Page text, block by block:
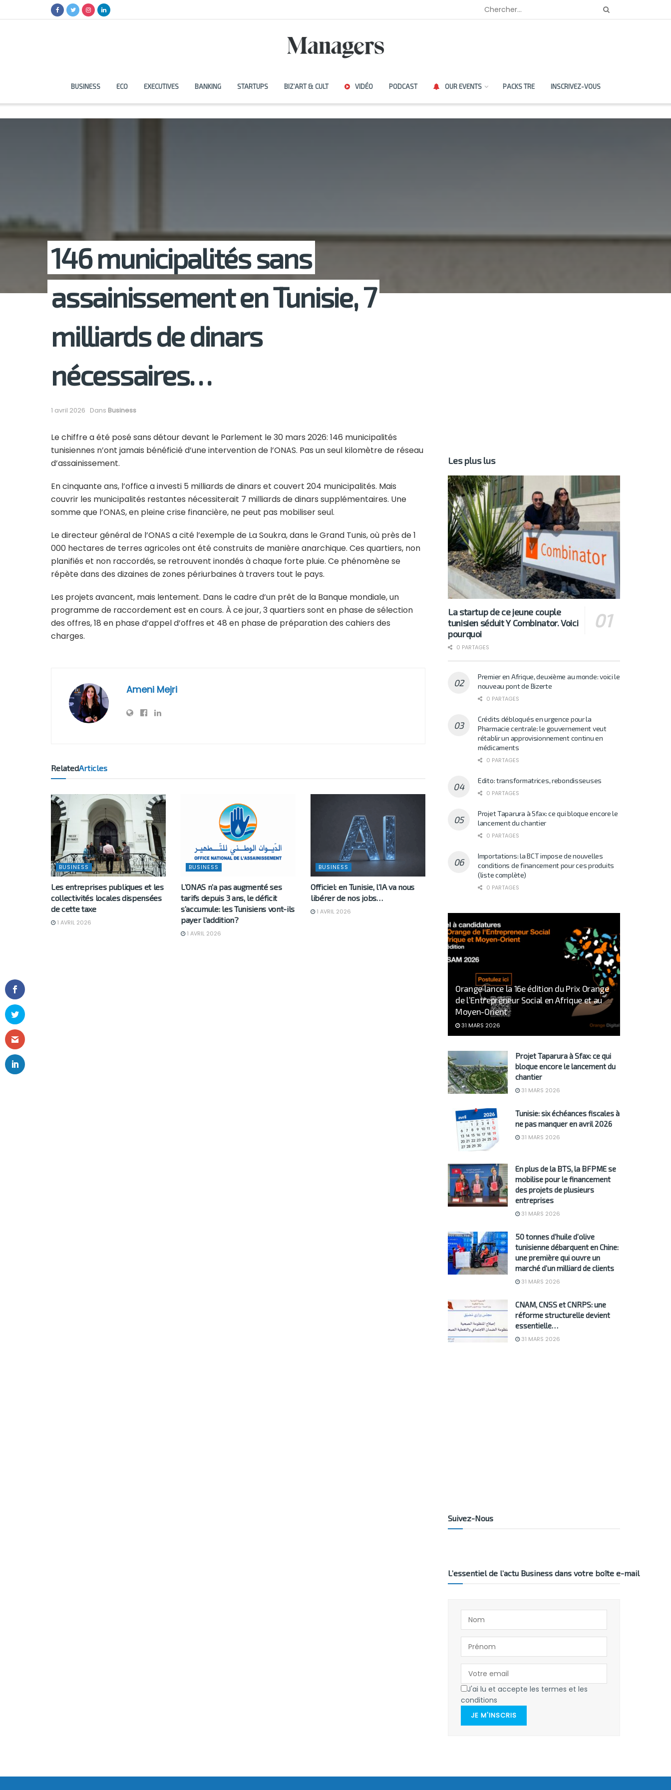
BUSINESS ECO EXECUTIVES BANKING STARTUPS BIZ’ART & CULT VIDÉO PODCAST OUR EVENTS PACKS TRE INSCRIVEZ-VOUS
146 municipalités sans
assainissement en Tunisie, 7
milliards de dinars
nécessaires…
1 avril 2026 Dans Business
Le chiffre a été posé sans détour devant le Parlement le 30 mars 2026: 146 municipalités
tunisiennes n’ont jamais bénéficié d’une intervention de l’ONAS. Pas un seul kilomètre de réseau
d’assainissement.
En cinquante ans, l’office a investi 5 milliards de dinars et couvert 204 municipalités. Mais
couvrir les municipalités restantes nécessiterait 7 milliards de dinars supplémentaires. Une
somme que l’ONAS, en pleine crise financière, ne peut pas mobiliser seul.
Le directeur général de l’ONAS a cité l’exemple de La Soukra, dans le Grand Tunis, où près de 1
000 hectares de terres agricoles ont été construits de manière anarchique. Ces quartiers, non
planifiés et non raccordés, se retrouvent inondés à chaque forte pluie. Ce phénomène se
répète dans des dizaines de zones périurbaines à travers tout le pays.
Les projets avancent, mais lentement. Dans le cadre d’un prêt de la Banque mondiale, un
programme de raccordement est en cours. À ce jour, 3 quartiers sont en phase de sélection
des offres, 18 en phase d’appel d’offres et 48 en phase de préparation des cahiers des
charges.
Ameni Mejri
RelatedArticles
BUSINESS
Les entreprises publiques et les
collectivités locales dispensées
de cette taxe
1 AVRIL 2026
BUSINESS
L’ONAS n’a pas augmenté ses
tarifs depuis 3 ans, le déficit
s’accumule: les Tunisiens vont-ils
payer l’addition?
1 AVRIL 2026
BUSINESS
Officiel: en Tunisie, l’IA va nous
libérer de nos jobs…
1 AVRIL 2026
Les plus lus
La startup de ce jeune couple
tunisien séduit Y Combinator. Voici
pourquoi
0 PARTAGES
Premier en Afrique, deuxième au monde: voici le
nouveau pont de Bizerte
0 PARTAGES
Crédits débloqués en urgence pour la
Pharmacie centrale: le gouvernement veut
rétablir un approvisionnement continu en
médicaments
0 PARTAGES
Edito: transformatrices, rebondisseuses
0 PARTAGES
Projet Taparura à Sfax: ce qui bloque encore le
lancement du chantier
0 PARTAGES
Importations: la BCT impose de nouvelles
conditions de financement pour ces produits
(liste complète)
0 PARTAGES
Orange lance la 16e édition du Prix Orange
de l’Entrepreneur Social en Afrique et au
Moyen-Orient
31 MARS 2026
Projet Taparura à Sfax: ce qui
bloque encore le lancement du
chantier
31 MARS 2026
Tunisie: six échéances fiscales à
ne pas manquer en avril 2026
31 MARS 2026
En plus de la BTS, la BFPME se
mobilise pour le financement
des projets de plusieurs
entreprises
31 MARS 2026
50 tonnes d’huile d’olive
tunisienne débarquent en Chine:
une première qui ouvre un
marché d’un milliard de clients
31 MARS 2026
CNAM, CNSS et CNRPS: une
réforme structurelle devient
essentielle…
31 MARS 2026
Suivez-Nous
L’essentiel de l’actu Business dans votre boîte e-mail
J'ai lu et accepte les termes et les
conditions
JE M'INSCRIS